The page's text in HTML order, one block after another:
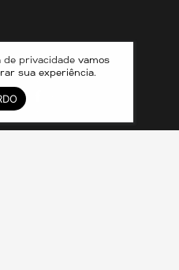
redes
de privacidade vamos
sua experiência.